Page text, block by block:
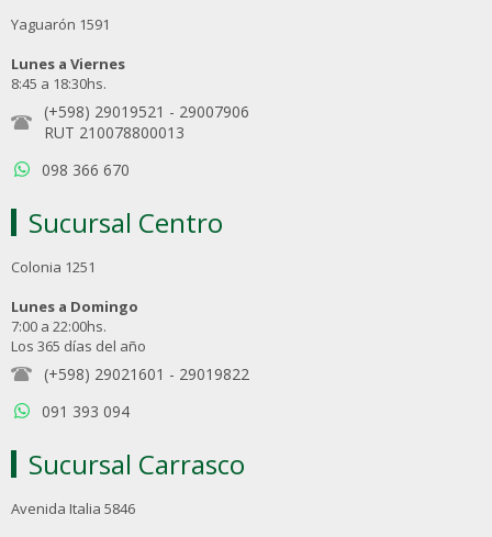
Yaguarón 1591
Lunes a Viernes
8:45 a 18:30hs.
(+598) 29019521 - 29007906
RUT 210078800013
098 366 670
Sucursal Centro
Colonia 1251
Lunes a Domingo
7:00 a 22:00hs.
Los 365 días del año
(+598) 29021601 - 29019822
091 393 094
Sucursal Carrasco
Avenida Italia 5846